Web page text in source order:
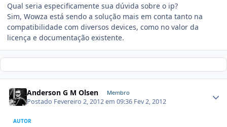
Qual seria especificamente sua dúvida sobre o ip?
Sim, Wowza está sendo a solução mais em conta tanto na
compatibilidade com diversos devices, como no valor da
licença e documentação existente.
Anderson G M Olsen Membro
Postado Fevereiro 2, 2012 em 09:36 Fev 2, 2012
AUTOR